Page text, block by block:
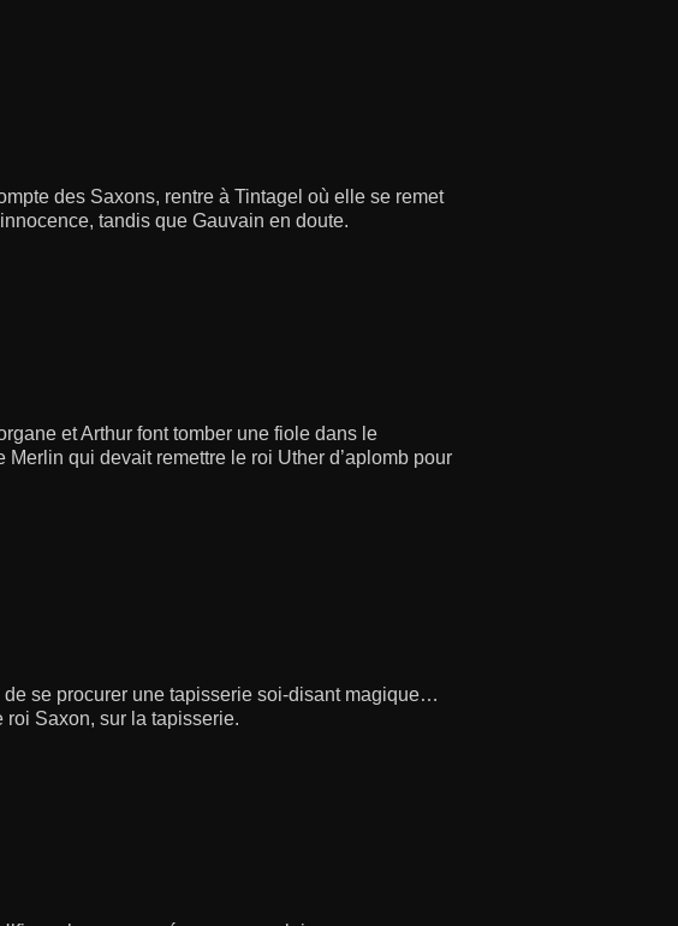
des Saxons, rentre à Tintagel où elle se remet
tandis que Gauvain en doute.
et Arthur font tomber une fiole dans le
qui devait remettre le roi Uther d’aplomb pour
se procurer une tapisserie soi-disant magique…
roi Saxon, sur la tapisserie.